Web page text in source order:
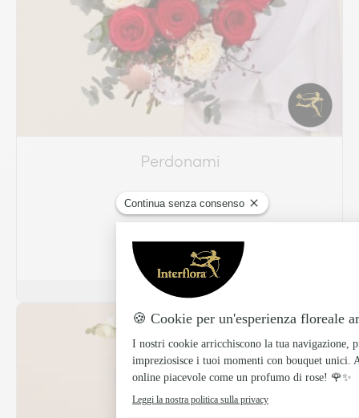
Perdonami
64.99 €
Scopri di più
Best seller